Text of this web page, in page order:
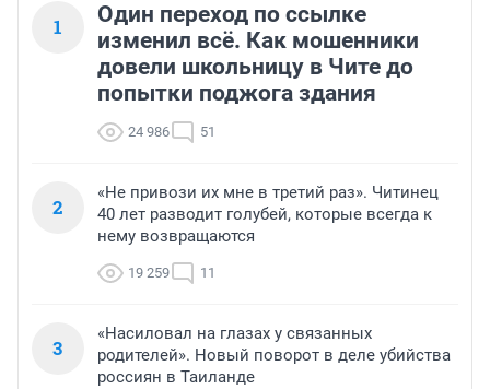
1
Один переход по ссылке
изменил всё. Как мошенники
довели школьницу в Чите до
попытки поджога здания
24 986 51
2
«Не привози их мне в третий раз». Читинец
40 лет разводит голубей, которые всегда к
нему возвращаются
19 259 11
3
«Насиловал на глазах у связанных
родителей». Новый поворот в деле убийства
россиян в Таиланде